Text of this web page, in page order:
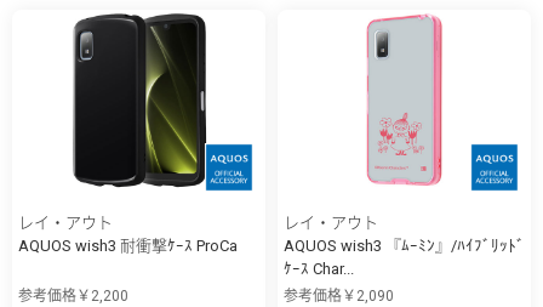
レイ・アウト
AQUOS wish3 耐衝撃ｹｰｽ ProCa
参考価格￥2,200
レイ・アウト
AQUOS wish3 『ﾑｰﾐﾝ』/ﾊｲﾌﾞﾘｯﾄﾞ
ｹｰｽ Char...
参考価格￥2,090